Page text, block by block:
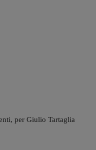
per Giulio Tartaglia